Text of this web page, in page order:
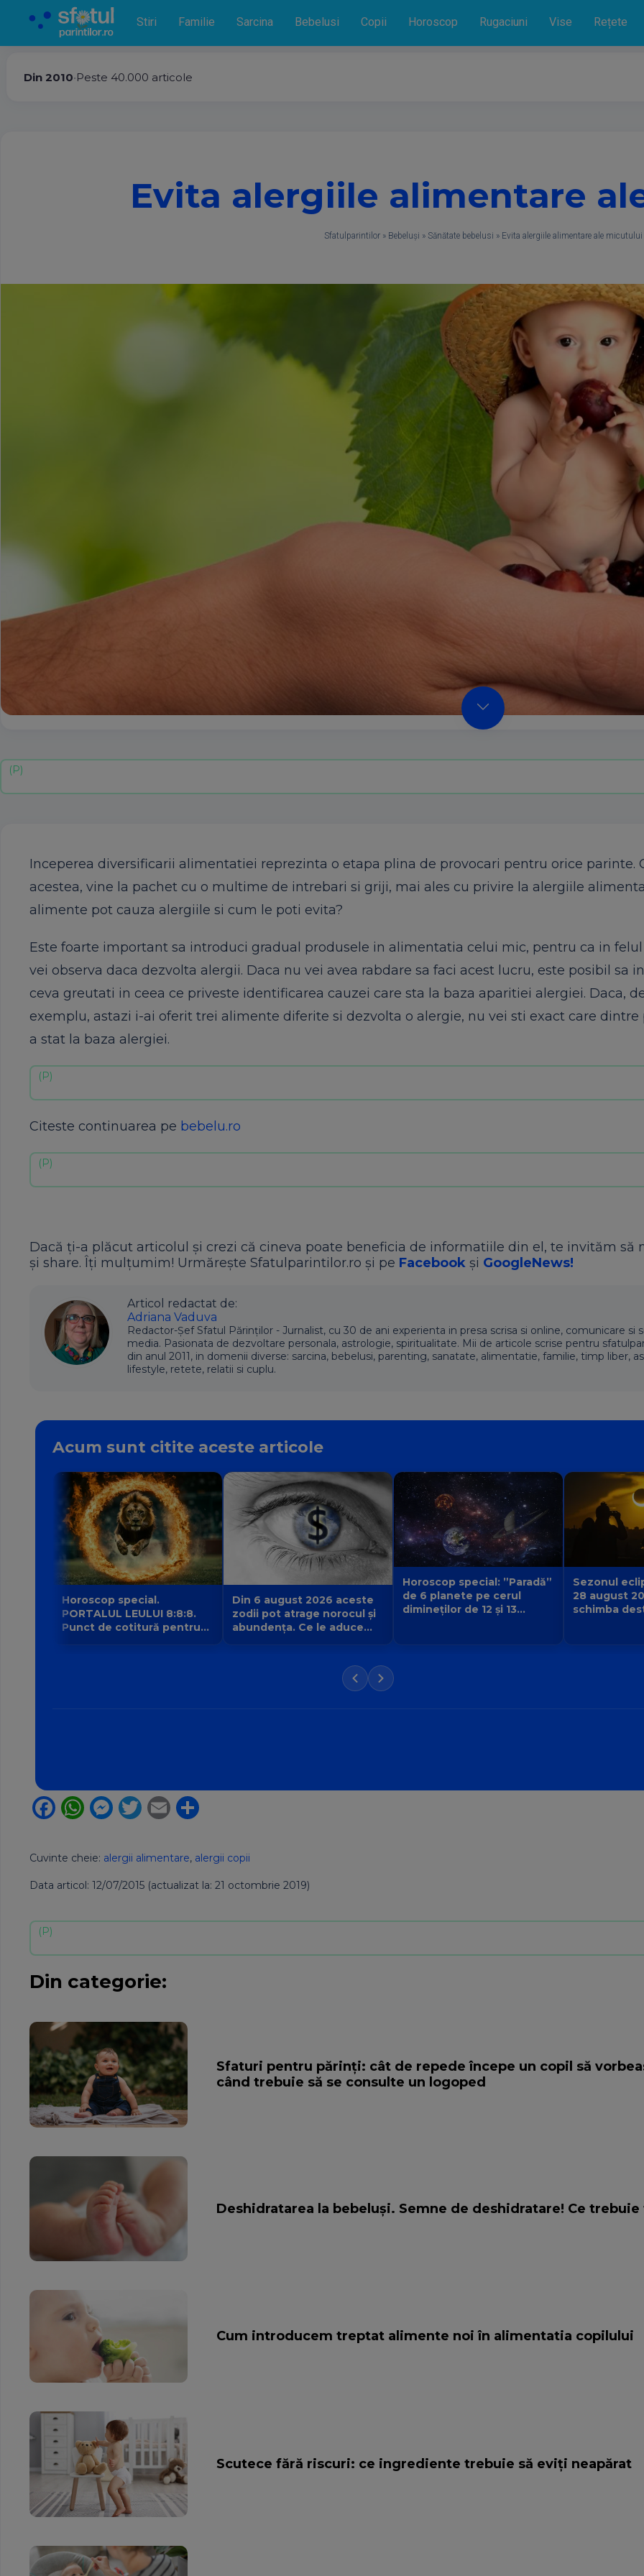
Stiri Familie Sarcina Bebelusi Copii Horoscop Rugaciuni Vise Rețete
Din 2010•Peste 40.000 articole
Evita alergiile alimentare
Sfatulparintilor» Bebeluși » Sănătate bebelusi » Evita alergiile alimentare ale micutului
Inceperea diversificarii alimentatiei reprezinta o etapa plina de provocari pentru orice parinte.
acestea, vine la pachet cu o multime de intrebari si griji, mai ales cu privire la alergiile
alimente pot cauza alergiile si cum le poti evita?
Este foarte important sa introduci gradual produsele in alimentatia celui mic, pentru ca in felul
vei observa daca dezvolta alergii. Daca nu vei avea rabdare sa faci acest lucru, este posibil sa
ceva greutati in ceea ce priveste identificarea cauzei care sta la baza aparitiei alergiei. Daca,
exemplu, astazi i-ai oferit trei alimente diferite si dezvolta o alergie, nu vei sti exact care dintre
a stat la baza alergiei.
Citeste continuarea pe bebelu.ro
Dacă ți-a plăcut articolul și crezi că cineva poate beneficia de informatiile din el, te invităm să
și share. Îți mulțumim! Urmărește Sfatulparintilor.ro și pe Facebook și GoogleNews!
Articol redactat de:
Adriana Vaduva
Redactor-Șef Sfatul Părinților - Jurnalist, cu 30 de ani experienta in presa scrisa si online, comunicare si
media. Pasionata de dezvoltare personala, astrologie, spiritualitate. Mii de articole scrise pentru
din anul 2011, in domenii diverse: sarcina, bebelusi, parenting, sanatate, alimentatie, familie, timp liber,
lifestyle, retete, relatii si cuplu.
Acum sunt citite aceste articole
Horoscop special.
PORTALUL LEULUI 8:8:8.
Punct de cotitură pentru
Din 6 august 2026 aceste
zodii pot atrage norocul și
abundența. Ce le aduce
Horoscop special: ”Paradă”
de 6 planete pe cerul
dimineților de 12 și 13
Sezonul
28 august
schimba
Facebook
WhatsApp
Messenger
Twitter
Email
Cuvinte cheie: alergii alimentare, alergii copii
Data articol: 12/07/2015 (actualizat la: 21 octombrie 2019)
Din categorie:
Sfaturi pentru părinți: cât de repede începe un copil să
când trebuie să se consulte un logoped
Deshidratarea la bebeluși. Semne de deshidratare! Ce
Cum introducem treptat alimente noi în alimentatia copilului
Scutece fără riscuri: ce ingrediente trebuie să eviți neapărat